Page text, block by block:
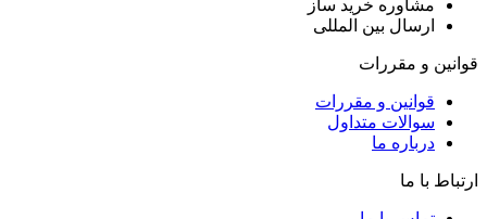
مشاوره خرید ساز
ارسال بین المللی
قوانین و مقررات
قوانین و مقررات
سوالات متداول
درباره ما
ارتباط با ما